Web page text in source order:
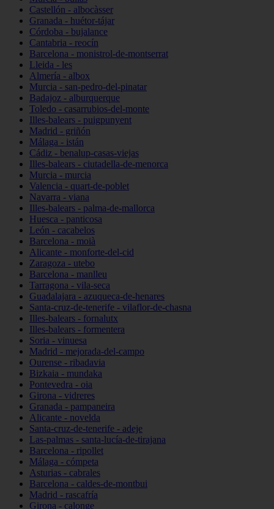
Castellón - albocàsser
Granada - huétor-tájar
Córdoba - bujalance
Cantabria - reocín
Barcelona - monistrol-de-montserrat
Lleida - les
Almería - albox
Murcia - san-pedro-del-pinatar
Badajoz - alburquerque
Toledo - casarrubios-del-monte
Illes-balears - puigpunyent
Madrid - griñón
Málaga - istán
Cádiz - benalup-casas-viejas
Illes-balears - ciutadella-de-menorca
Murcia - murcia
Valencia - quart-de-poblet
Navarra - viana
Illes-balears - palma-de-mallorca
Huesca - panticosa
León - cacabelos
Barcelona - moià
Alicante - monforte-del-cid
Zaragoza - utebo
Barcelona - manlleu
Tarragona - vila-seca
Guadalajara - azuqueca-de-henares
Santa-cruz-de-tenerife - vilaflor-de-chasna
Illes-balears - fornalutx
Illes-balears - formentera
Soria - vinuesa
Madrid - mejorada-del-campo
Ourense - ribadavia
Bizkaia - mundaka
Pontevedra - oia
Girona - vidreres
Granada - pampaneira
Alicante - novelda
Santa-cruz-de-tenerife - adeje
Las-palmas - santa-lucía-de-tirajana
Barcelona - ripollet
Málaga - cómpeta
Asturias - cabrales
Barcelona - caldes-de-montbui
Madrid - rascafría
Girona - calonge